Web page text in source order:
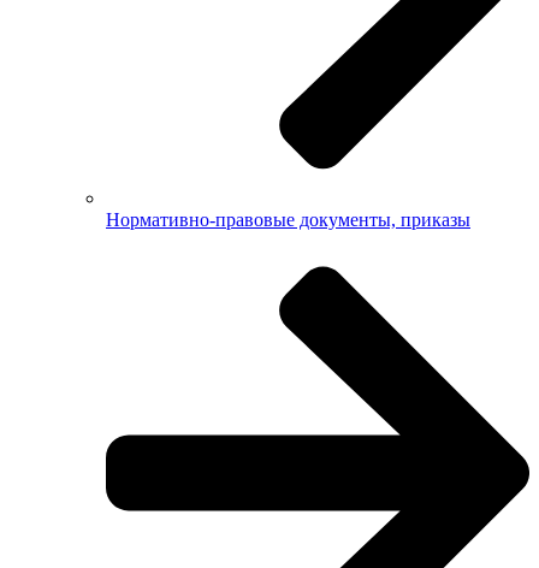
Нормативно-правовые документы, приказы